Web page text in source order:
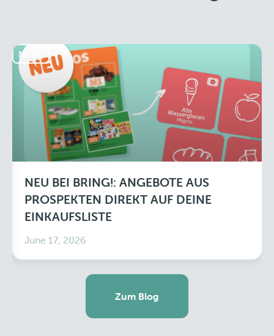
News
NEU BEI BRING!: ANGEBOTE AUS
PROSPEKTEN DIREKT AUF DEINE
EINKAUFSLISTE
June 17, 2026
Zum Blog